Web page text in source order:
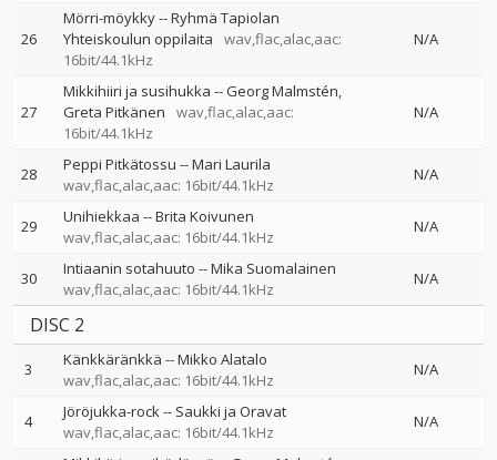
26
Mörri-möykky--Ryhmä Tapiolan
Yhteiskoulun oppilaita
wav,flac,alac,aac:
16bit/44.1kHz
N/A
27
Mikkihiiri ja susihukka --Georg Malmstén
Greta Pitkänen
wav,flac,alac,aac:
16bit/44.1kHz
N/A
28 Peppi Pitkätossu --Mari Laurila
wav,flac,alac,aac: 16bit/44.1kHz
N/A
29 Unihiekkaa --Brita Koivunen
wav,flac,alac,aac: 16bit/44.1kHz
N/A
30 Intiaanin sotahuuto --Mika Suomalainen
wav,flac,alac,aac: 16bit/44.1kHz
N/A
DISC 2
3 Känkkäränkkä --Mikko Alatalo
wav,flac,alac,aac: 16bit/44.1kHz
N/A
4 Jöröjukka-rock-- Saukki ja Oravat
wav,flac,alac,aac: 16bit/44.1kHz
N/A